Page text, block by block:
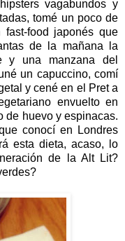
vagabundos y
tomé un poco de
food japonés que
de la mañana la
y una manzana del
un capuccino, comí
y cené en el Pret a
envuelto en
de huevo y espinacas.
conocí en Londres
esta dieta, acaso, lo
de la Alt Lit?